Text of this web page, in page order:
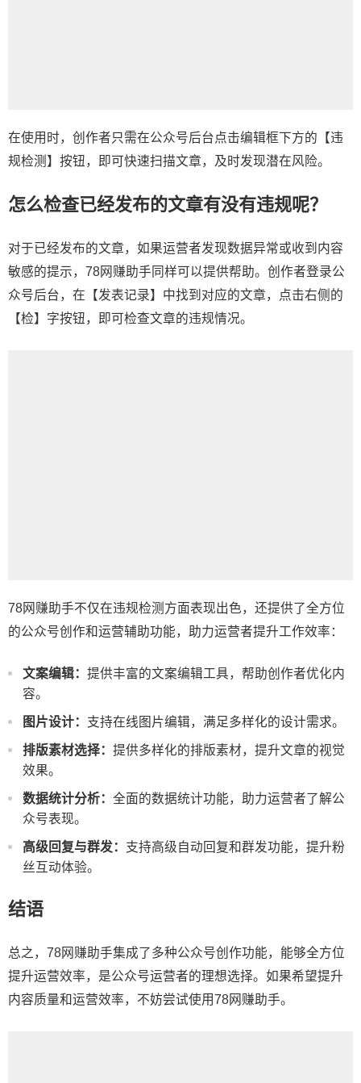
在使用时，创作者只需在公众号后台点击编辑框下方的【违
规检测】按钮，即可快速扫描文章，及时发现潜在风险。
怎么检查已经发布的文章有没有违规呢？
对于已经发布的文章，如果运营者发现数据异常或收到内容
敏感的提示，78网赚助手同样可以提供帮助。创作者登录公
众号后台，在【发表记录】中找到对应的文章，点击右侧的
【检】字按钮，即可检查文章的违规情况。
78网赚助手不仅在违规检测方面表现出色，还提供了全方位
的公众号创作和运营辅助功能，助力运营者提升工作效率：
文案编辑： 提供丰富的文案编辑工具，帮助创作者优化内
容。
图片设计： 支持在线图片编辑，满足多样化的设计需求。
排版素材选择： 提供多样化的排版素材，提升文章的视觉
效果。
数据统计分析： 全面的数据统计功能，助力运营者了解公
众号表现。
高级回复与群发： 支持高级自动回复和群发功能，提升粉
丝互动体验。
结语
总之，78网赚助手集成了多种公众号创作功能，能够全方位
提升运营效率，是公众号运营者的理想选择。如果希望提升
内容质量和运营效率，不妨尝试使用78网赚助手。